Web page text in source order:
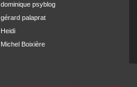
dominique psyblog
gérard palaprat
Heidi
Michel Boixière